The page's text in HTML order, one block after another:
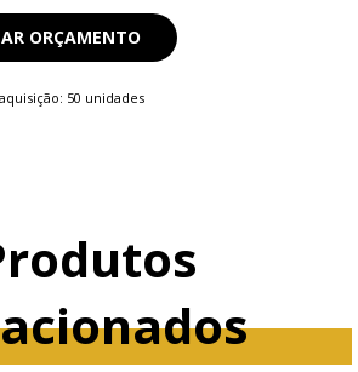
ORÇAMENTO
50 unidades